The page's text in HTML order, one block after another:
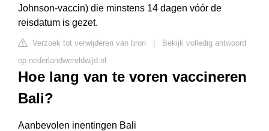
Johnson-vaccin) die minstens 14 dagen vóór de
reisdatum is gezet.
Verzoek tot verwijderen van bron
Bekijk volledig antwoord
op nederlandwereldwijd.nl
Hoe lang van te voren vaccineren
Bali?
Aanbevolen inentingen Bali